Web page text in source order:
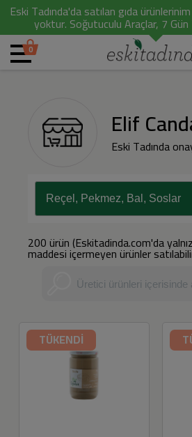
Eski Tadında'da satılan gıda
yoktur. Soğutuculu Araçlar, 7
0
Elif
Eski Tadında
200 ürün (Eskitadinda.com'da
maddesi içermeyen ürünler
TÜKENDİ